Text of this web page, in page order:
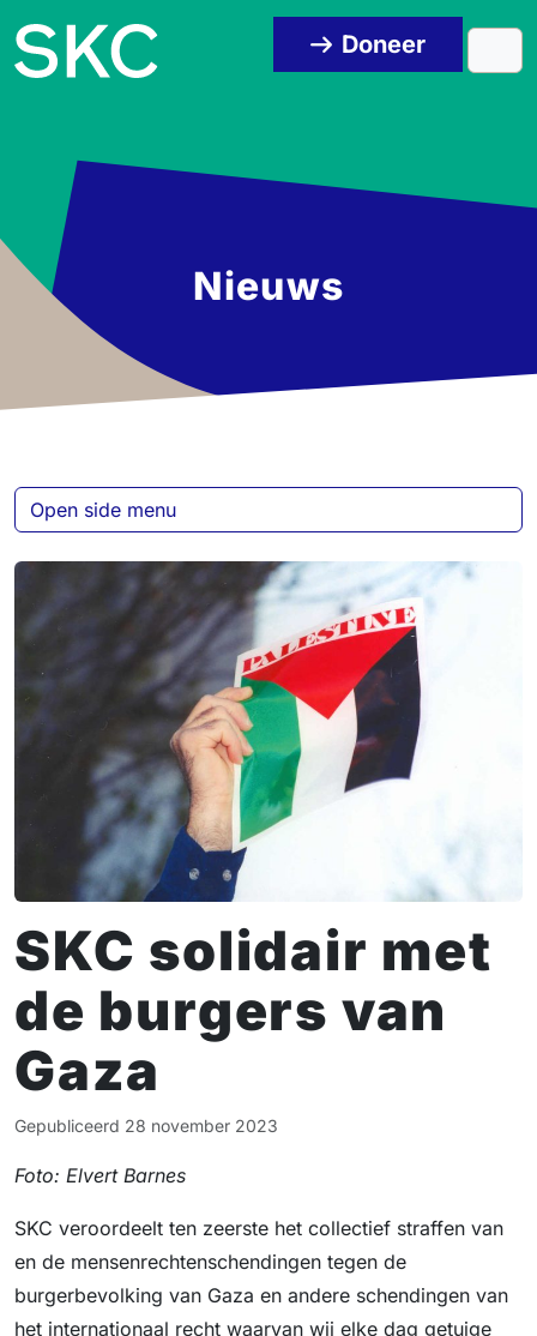
Doneer
Nieuws
SKC solidair met
de burgers van
Gaza
Gepubliceerd 28 november 2023
Foto: Elvert Barnes
SKC veroordeelt ten zeerste het collectief straffen van
en de mensenrechtenschendingen tegen de
burgerbevolking van Gaza en andere schendingen van
het internationaal recht waarvan wij elke dag getuige
Open side menu